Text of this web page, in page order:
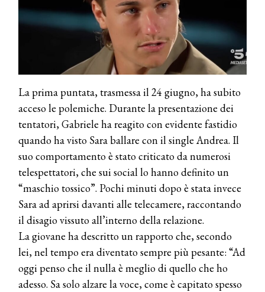
La prima puntata, trasmessa il 24 giugno, ha subito
acceso le polemiche. Durante la presentazione dei
tentatori, Gabriele ha reagito con evidente fastidio
quando ha visto Sara ballare con il single Andrea. Il
suo comportamento è stato criticato da numerosi
telespettatori, che sui social lo hanno definito un
“maschio tossico”. Pochi minuti dopo è stata invece
Sara ad aprirsi davanti alle telecamere, raccontando
il disagio vissuto all’interno della relazione.
La giovane ha descritto un rapporto che, secondo
lei, nel tempo era diventato sempre più pesante: “Ad
oggi penso che il nulla è meglio di quello che ho
adesso. Sa solo alzare la voce, come è capitato spesso